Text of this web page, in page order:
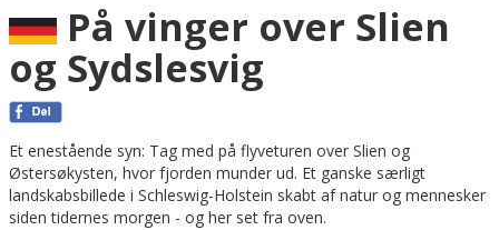
På vinger over Slien
og Sydslesvig
Et enestående syn: Tag med på flyveturen over Slien og
Østersøkysten, hvor fjorden munder ud. Et ganske særligt
landskabsbillede i Schleswig-Holstein skabt af natur og mennesker
siden tidernes morgen - og her set fra oven.